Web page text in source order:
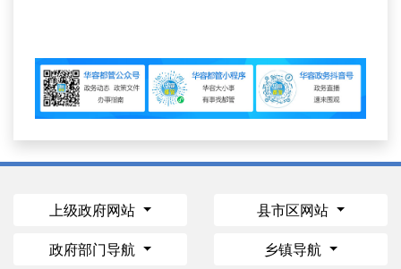
上级政府网站 县市区网站
政府部门导航 乡镇导航